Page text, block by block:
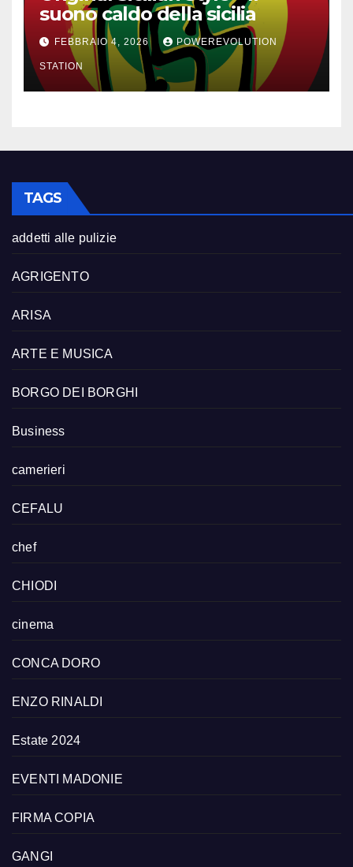
suono caldo della sicilia
FEBBRAIO 4, 2026 POWEREVOLUTION
STATION
TAGS
addetti alle pulizie
AGRIGENTO
ARISA
ARTE E MUSICA
BORGO DEI BORGHI
Business
camerieri
CEFALU
chef
CHIODI
cinema
CONCA DORO
ENZO RINALDI
Estate 2024
EVENTI MADONIE
FIRMA COPIA
GANGI